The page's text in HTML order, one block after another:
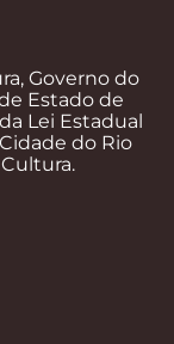
Governo do
Estado de
Lei Estadual
do Rio